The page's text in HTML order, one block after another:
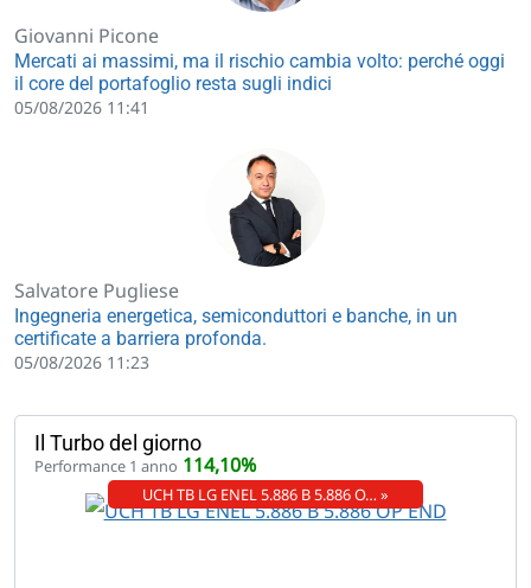
Giovanni Picone
Mercati ai massimi, ma il rischio cambia volto: perché oggi
il core del portafoglio resta sugli indici
05/08/2026 11:41
Salvatore Pugliese
Ingegneria energetica, semiconduttori e banche, in un
certificate a barriera profonda.
05/08/2026 11:23
Il Turbo del giorno
Performance 1 anno 114,10%
UCH TB LG ENEL 5.886 B 5.886 O… »